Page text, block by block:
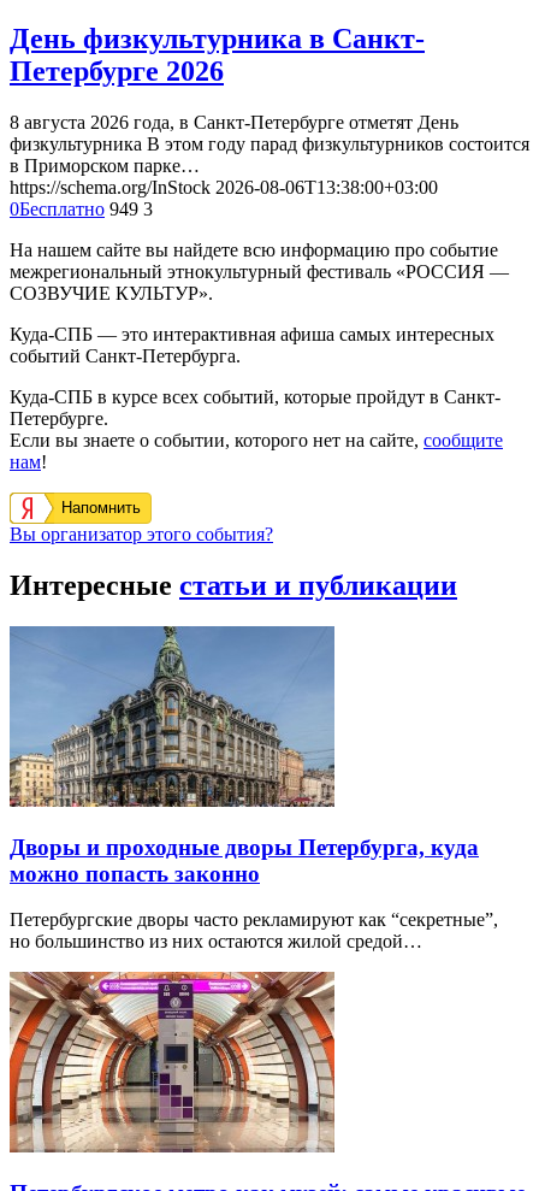
День физкультурника в Санкт-
Петербурге 2026
8 августа 2026 года, в Санкт-Петербурге отметят День
физкультурника В этом году парад физкультурников состоится
в Приморском парке…
https://schema.org/InStock 2026-08-06T13:38:00+03:00
0Бесплатно 949 3
На нашем сайте вы найдете всю информацию про событие
межрегиональный этнокультурный фестиваль «РОССИЯ —
СОЗВУЧИЕ КУЛЬТУР».
Куда-СПБ — это интерактивная афиша самых интересных
событий Санкт-Петербурга.
Куда-СПБ в курсе всех событий, которые пройдут в Санкт-
Петербурге.
Если вы знаете о событии, которого нет на сайте, сообщите
нам!
Напомнить
Вы организатор этого события?
Интересные статьи и публикации
Дворы и проходные дворы Петербурга, куда
можно попасть законно
Петербургские дворы часто рекламируют как “секретные”,
но большинство из них остаются жилой средой…